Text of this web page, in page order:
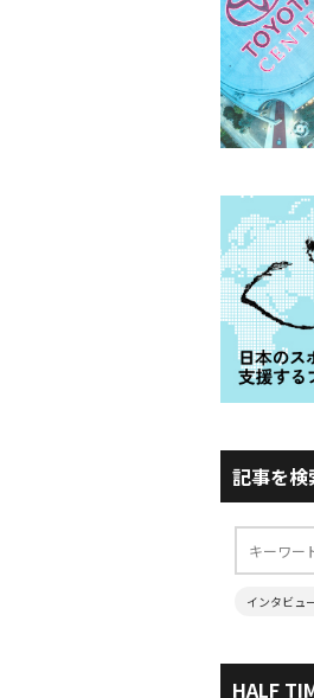
記事を検
インタビュ
HALF